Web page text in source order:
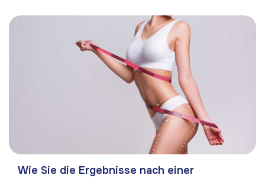
Wie Sie die Ergebnisse nach einer